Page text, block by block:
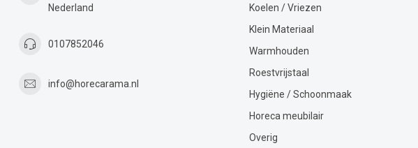
Nederland
0107852046
info@horecarama.nl
Koelen / Vriezen
Klein Materiaal
Warmhouden
Roestvrijstaal
Hygiëne / Schoonmaak
Horeca meubilair
Overig